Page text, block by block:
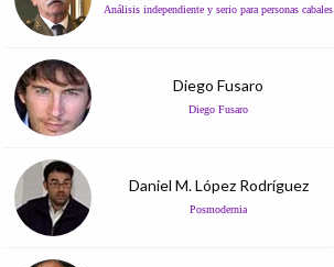
Análisis independiente y serio para personas cabales
Diego Fusaro
Diego Fusaro
Daniel M. López Rodríguez
Posmodernia